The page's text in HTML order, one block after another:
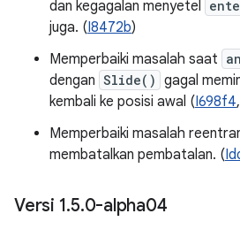
dan kegagalan menyetel
juga. (I8472b)
Memperbaiki masalah saat
dengan Slide() gagal
kembali ke posisi awal (I698f4,
Memperbaiki masalah
membatalkan pembatalan. (
Versi 1.5.0-alpha04